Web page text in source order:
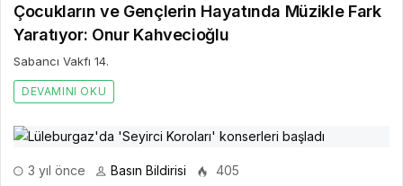
Çocukların ve Gençlerin Hayatında Müzikle Fark
Yaratıyor: Onur Kahvecioğlu
Sabancı Vakfı 14.
DEVAMINI OKU
3 yıl önce Basın Bildirisi 405